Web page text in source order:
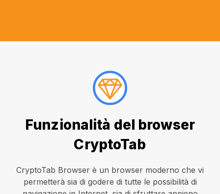
Funzionalità del browser
CryptoTab
CryptoTab Browser è un browser moderno che vi
permetterà sia di godere di tutte le possibilità di